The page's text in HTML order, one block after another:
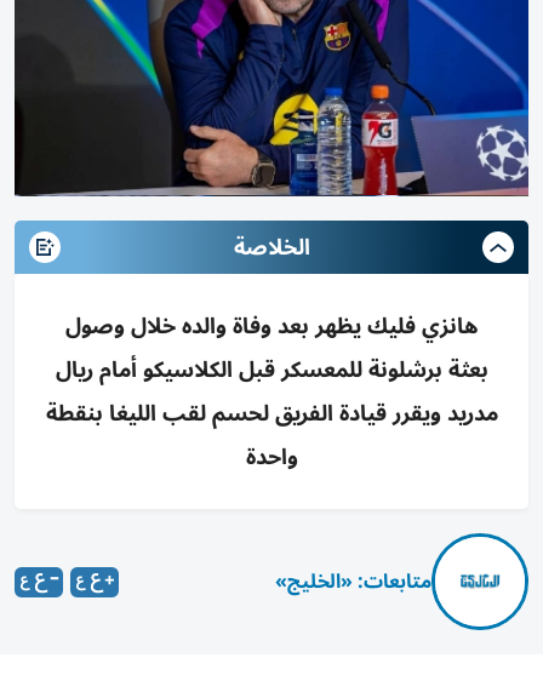
الخلاصة
هانزي فليك يظهر بعد وفاة والده خلال وصول
بعثة برشلونة للمعسكر قبل الكلاسيكو أمام ريال
مدريد ويقرر قيادة الفريق لحسم لقب الليغا بنقطة
واحدة
متابعات: «الخليج»